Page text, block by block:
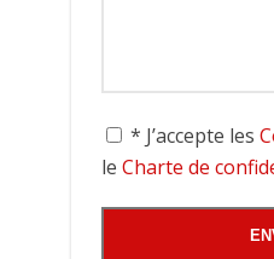
* J’accepte les
le Charte de